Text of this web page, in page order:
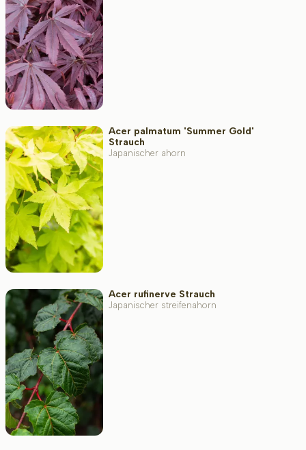
Acer palmatum 'Summer Gold'
Strauch
Japanischer ahorn
Acer rufinerve Strauch
Japanischer streifenahorn